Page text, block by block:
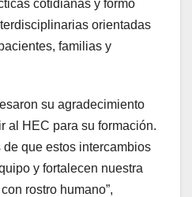
cotidianas y formó
orientadas
familias y
su agradecimiento
al HEC para su formación.
de que estos intercambios
y fortalecen nuestra
rostro humano”,